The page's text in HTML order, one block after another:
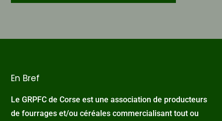
En Bref
Le GRPFC de Corse est une association de producteurs
de fourrages et/ou céréales commercialisant tout ou